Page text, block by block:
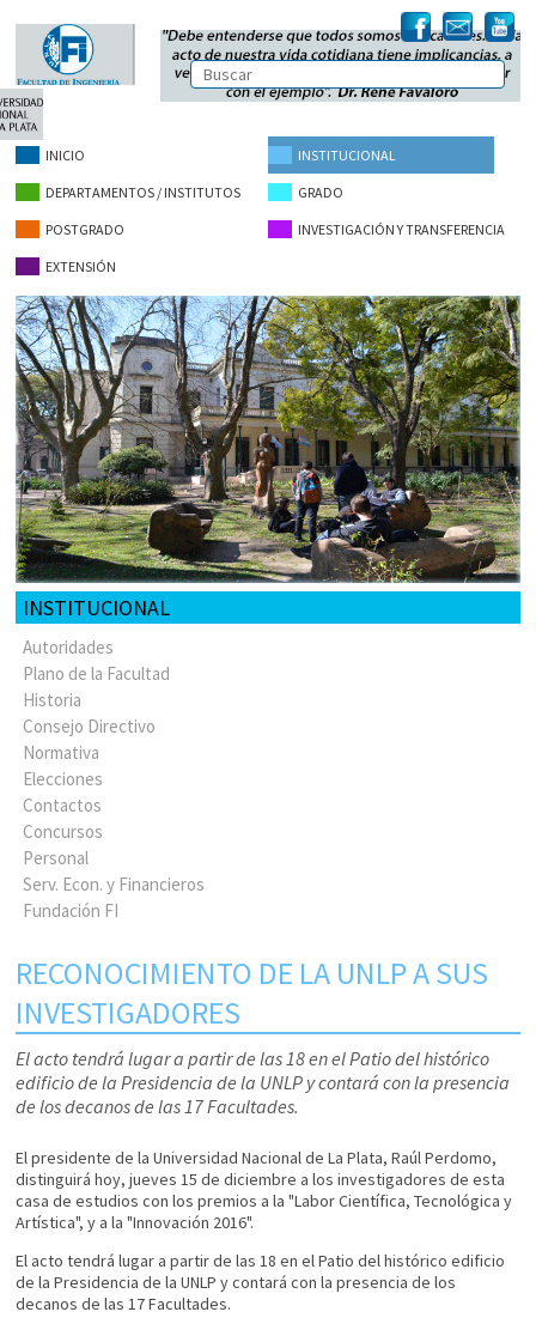
INICIO INSTITUCIONAL
DEPARTAMENTOS / INSTITUTOS GRADO
POSTGRADO INVESTIGACIÓN Y TRANSFERENCIA
EXTENSIÓN
INSTITUCIONAL
Autoridades
Plano de la Facultad
Historia
Consejo Directivo
Normativa
Elecciones
Contactos
Concursos
Personal
Serv. Econ. y Financieros
Fundación FI
RECONOCIMIENTO DE LA UNLP A SUS
INVESTIGADORES
El acto tendrá lugar a partir de las 18 en el Patio del histórico
edificio de la Presidencia de la UNLP y contará con la presencia
de los decanos de las 17 Facultades.
El presidente de la Universidad Nacional de La Plata, Raúl Perdomo,
distinguirá hoy, jueves 15 de diciembre a los investigadores de esta
casa de estudios con los premios a la "Labor Científica, Tecnológica y
Artística", y a la "Innovación 2016".
El acto tendrá lugar a partir de las 18 en el Patio del histórico edificio
de la Presidencia de la UNLP y contará con la presencia de los
decanos de las 17 Facultades.